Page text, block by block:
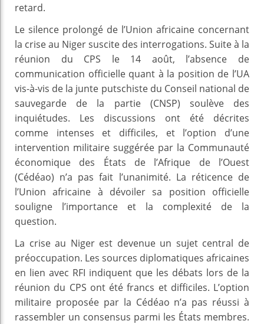
retard.
Le silence prolongé de l’Union africaine concernant
la crise au Niger suscite des interrogations. Suite à la
réunion du CPS le 14 août, l’absence de
communication officielle quant à la position de l’UA
vis-à-vis de la junte putschiste du Conseil national de
sauvegarde de la partie (CNSP) soulève des
inquiétudes. Les discussions ont été décrites
comme intenses et difficiles, et l’option d’une
intervention militaire suggérée par la Communauté
économique des États de l’Afrique de l’Ouest
(Cédéao) n’a pas fait l’unanimité. La réticence de
l’Union africaine à dévoiler sa position officielle
souligne l’importance et la complexité de la
question.
La crise au Niger est devenue un sujet central de
préoccupation. Les sources diplomatiques africaines
en lien avec RFI indiquent que les débats lors de la
réunion du CPS ont été francs et difficiles. L’option
militaire proposée par la Cédéao n’a pas réussi à
rassembler un consensus parmi les États membres.